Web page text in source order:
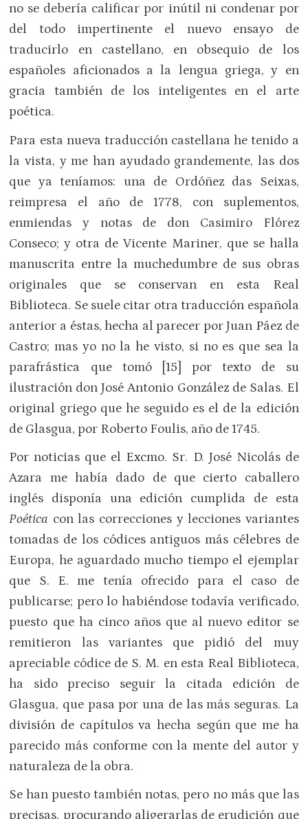
no se debería calificar por inútil ni condenar por
del todo impertinente el nuevo ensayo de
traducirlo en castellano, en obsequio de los
españoles aficionados a la lengua griega, y en
gracia también de los inteligentes en el arte
poética.
Para esta nueva traducción castellana he tenido a
la vista, y me han ayudado grandemente, las dos
que ya teníamos: una de Ordóñez das Seixas,
reimpresa el año de 1778, con suplementos,
enmiendas y notas de don Casimiro Flórez
Conseco; y otra de Vicente Mariner, que se halla
manuscrita entre la muchedumbre de sus obras
originales que se conservan en esta Real
Biblioteca. Se suele citar otra traducción española
anterior a éstas, hecha al parecer por Juan Páez de
Castro; mas yo no la he visto, si no es que sea la
parafrástica que tomó [15] por texto de su
ilustración don José Antonio González de Salas. El
original griego que he seguido es el de la edición
de Glasgua, por Roberto Foulis, año de 1745.
Por noticias que el Excmo. Sr. D. José Nicolás de
Azara me había dado de que cierto caballero
inglés disponía una edición cumplida de esta
Poética con las correcciones y lecciones variantes
tomadas de los códices antiguos más célebres de
Europa, he aguardado mucho tiempo el ejemplar
que S. E. me tenía ofrecido para el caso de
publicarse; pero lo habiéndose todavía verificado,
puesto que ha cinco años que al nuevo editor se
remitieron las variantes que pidió del muy
apreciable códice de S. M. en esta Real Biblioteca,
ha sido preciso seguir la citada edición de
Glasgua, que pasa por una de las más seguras. La
división de capítulos va hecha según que me ha
parecido más conforme con la mente del autor y
naturaleza de la obra.
Se han puesto también notas, pero no más que las
precisas, procurando aligerarlas de erudición que